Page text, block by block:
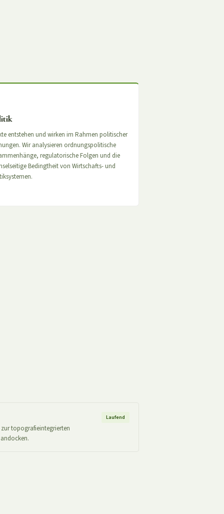
entstehen und wirken im Rahmen politischer
Wir analysieren ordnungspolitische
regulatorische Folgen und die
Bedingtheit von Wirtschafts- und
topografieintegrierten
Laufend